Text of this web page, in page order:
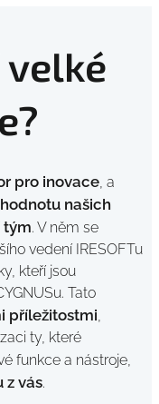
velké
pro inovace, a
našich
tým. V něm se
vedení IRESOFTu
kteří jsou
Tato
příležitostmi,
ty, které
funkce a nástroje,
z vás.